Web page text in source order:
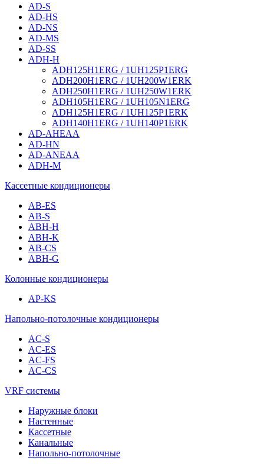
AD-S
AD-HS
AD-NS
AD-MS
AD-SS
ADH-H
ADH125H1ERG / 1UH125P1ERG
ADH200H1ERG / 1UH200W1ERK
ADH250H1ERG / 1UH250W1ERK
ADH105H1ERG / 1UH105N1ERG
ADH125H1ERG / 1UH125P1ERK
ADH140H1ERG / 1UH140P1ERK
AD-AHEAA
AD-HN
AD-ANEAA
ADH-M
Кассетные кондиционеры
AB-ES
AB-S
ABH-H
ABH-K
AB-CS
ABH-G
Колонные кондиционеры
AP-KS
Напольно-потолочные кондиционеры
AC-S
AC-ES
AC-FS
AC-CS
VRF системы
Наружные блоки
Настенные
Кассетные
Канальные
Напольно-потолочные